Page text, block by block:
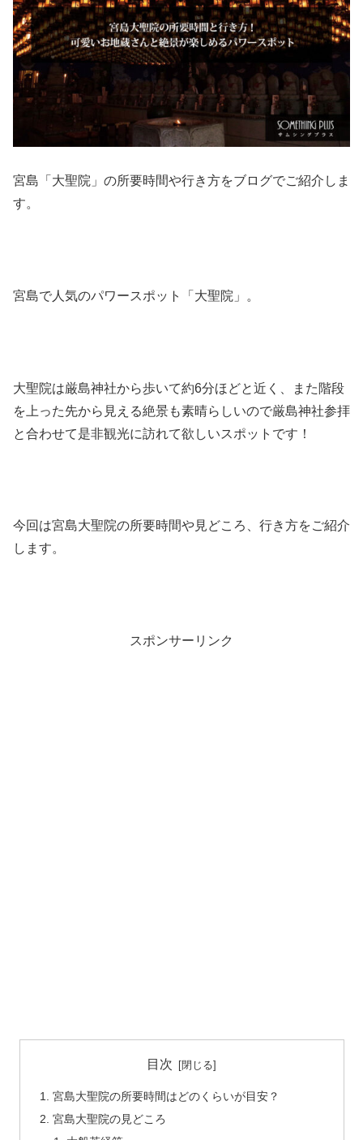
宮島「大聖院」の所要時間や行き方をブログでご紹介しま
す。
宮島で人気のパワースポット「大聖院」。
大聖院は厳島神社から歩いて約6分ほどと近く、また階段
を上った先から見える絶景も素晴らしいので厳島神社参拝
と合わせて是非観光に訪れて欲しいスポットです！
今回は宮島大聖院の所要時間や見どころ、行き方をご紹介
します。
スポンサーリンク
目次
宮島大聖院の所要時間はどのくらいが目安？
宮島大聖院の見どころ